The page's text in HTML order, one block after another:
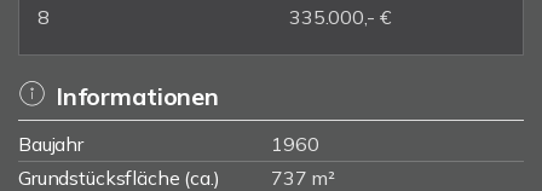
8
335.000,- €
Informationen
Baujahr
1960
Grundstücksfläche (ca.)
737 m²